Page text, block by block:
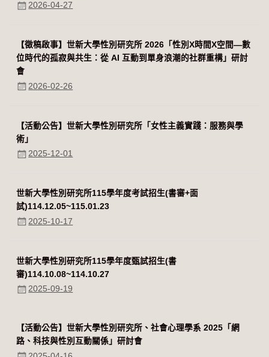
2026-04-27
【徵稿啟事】世新大學性別研究所 2026「性別Χ時間Χ空間—數
位時代的孤寂與共生：從 AI 互動到單身浪潮的社群重構」研討
會
2026-02-26
【活動公告】世新大學性別研究所「女性主義實踐：服務與學
術」
2025-12-01
世新大學性別研究所115學年度考試招生(書審+面
試)114.12.05~115.01.23
2025-10-17
世新大學性別研究所115學年度甄試招生(書
審)114.10.08~114.10.27
2025-09-19
【活動公告】世新大學性別研究所、社會心理學系 2025「網
路、科技與性別互動關係」研討會